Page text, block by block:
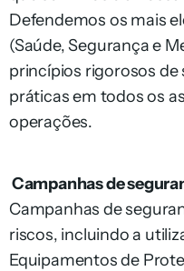
Defendemos os mais
(Saúde, Segurança e
princípios rigorosos de
práticas em todos os
operações.
Campanhas de
Campanhas de
riscos, incluindo a
Equipamentos de